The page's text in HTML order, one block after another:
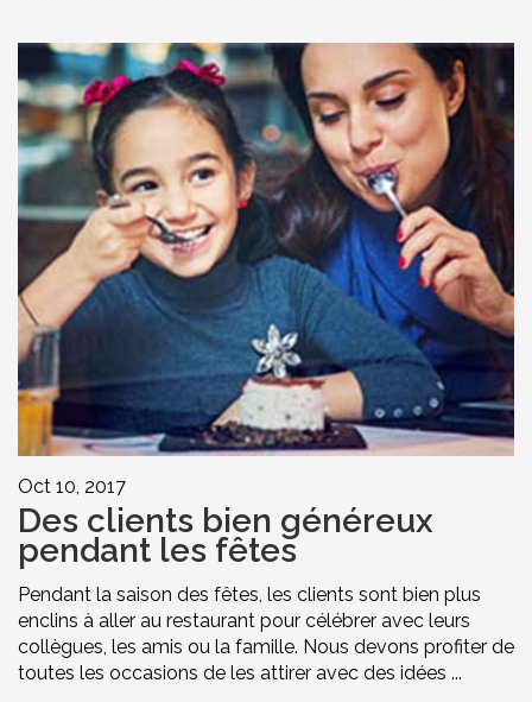
Oct 10, 2017
Des clients bien généreux
pendant les fêtes
Pendant la saison des fêtes, les clients sont bien plus
enclins à aller au restaurant pour célébrer avec leurs
collègues, les amis ou la famille. Nous devons profiter de
toutes les occasions de les attirer avec des idées ...